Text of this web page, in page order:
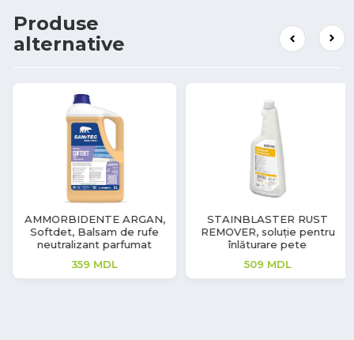
Produse
alternative
STAINBLASTER RUST
REMOVER, soluție pentru
înlăturare pete
509MDL
Maxx2 Brial, detergent
pentru suprafețe și geamuri
189MDL